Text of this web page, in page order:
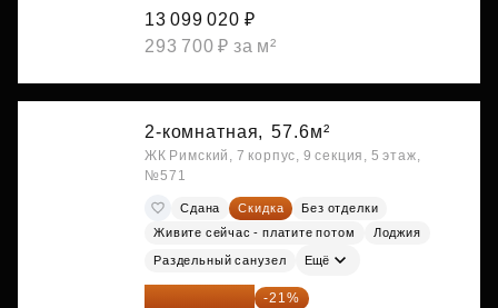
13 099 020 ₽
293 700 ₽ за м²
2-комнатная, 57.6м²
ЖК Римский, 7 корпус, 9 секция, 5 этаж,
№571
Сдана Скидка
Без отделки
Живите сейчас - платите потом
Лоджия
Раздельный санузел Ещё
13 109 702 ₽ -21%